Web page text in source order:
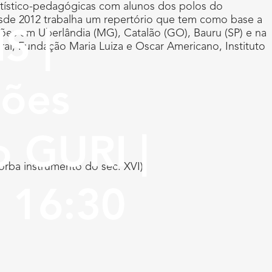
|
|
pedagógicas com alunos dos polos do
2012 trabalha um repertório que tem como base a
em Uberlândia (MG), Catalão (GO), Bauru (SP) e na
Fundação Maria Luiza e Oscar Americano, Instituto
instrumento do séc. XVI)